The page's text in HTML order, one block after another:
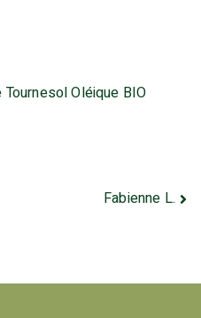
Oléique BIO
Fabienne L.